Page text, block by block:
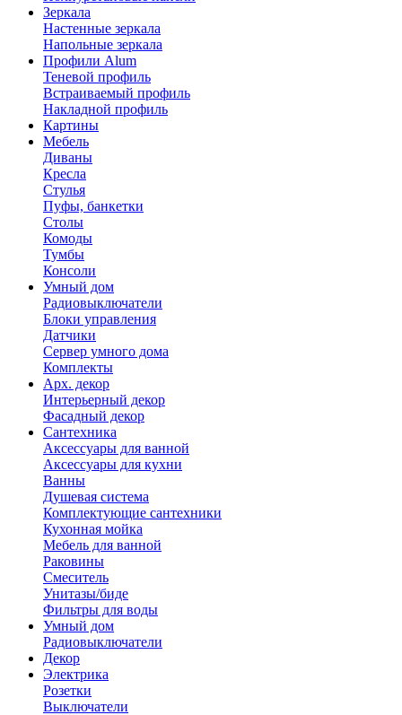
Зеркала
Настенные зеркала
Напольные зеркала
Профили Alum
Теневой профиль
Встраиваемый профиль
Накладной профиль
Картины
Мебель
Диваны
Кресла
Стулья
Пуфы, банкетки
Столы
Комоды
Тумбы
Консоли
Умный дом
Радиовыключатели
Блоки управления
Датчики
Сервер умного дома
Комплекты
Арх. декор
Интерьерный декор
Фасадный декор
Сантехника
Аксессуары для ванной
Аксессуары для кухни
Ванны
Душевая система
Комплектующие сантехники
Кухонная мойка
Мебель для ванной
Раковины
Смеситель
Унитазы/биде
Фильтры для воды
Умный дом
Радиовыключатели
Декор
Электрика
Розетки
Выключатели